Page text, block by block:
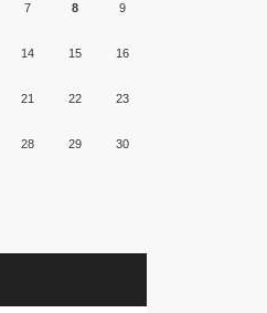
7 8 9
14 15 16
21 22 23
28 29 30